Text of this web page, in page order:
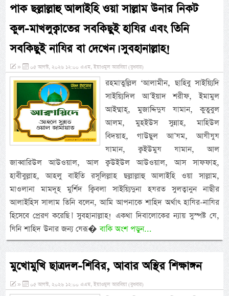
পাক ছল্লাল্লাহু আলাইহি ওয়া সাল্লাম উনার নিকট
কুল-মাখলুক্বাতের সবকিছুই হাযির এবং তিনি
সবকিছুই নাযির বা দেখেন। সুবহানাল্লাহ!
» ০৫ আগস্ট, ২০২৬ ১২:০০ এএম, ইয়াওমুল আরবিয়া (বুধবার)
রহমাতুল্লিল ‘আলামীন, ছাহিবু সাইয়্যিদি
সাইয়্যিদিল আ’ইয়াদ শরীফ, ইমামুল
আইম্মাহ্, মুজাদ্দিদুয যামান, কুতুবুল
আলম, মুহইউস সুন্নাহ, মাহিউল
বিদয়াহ, গাউছুল আ’যম, আযীযুয
যামান, ক্বইউমুয যামান, আল
জাব্বারিউল আউওয়াল, আল ক্বউইউল আউওয়াল, আস সাফফাহ,
হাবীবুল্লাহ, আহলু বাইতি রসূলিল্লাহ ছল্লাল্লাহু আলাইহি ওয়া সাল্লাম,
মাওলানা মামদূহ মুর্শিদ ক্বিবলা সাইয়্যিদুনা হযরত সুলত্বানুন নাছীর
আলাইহিস সালাম তিনি বলেন, আমি আপনাকে শাহিদ অর্থাৎ হাযির-নাযির
হিসেবে প্রেরণ করেছি।’ সুবহানাল্লাহ! একথা দিবালোকের ন্যায় সুস্পষ্ট যে,
যিনি শাহিদ উনার জন্য যেরূ�বাকি অংশ পড়ুন...
মুখোমুখি ছাত্রদল-শিবির, আবার অস্থির শিক্ষাঙ্গন
» ০৫ আগস্ট, ২০২৬ ১২:০০ এএম, ইয়াওমুল আরবিয়া (বুধবার)